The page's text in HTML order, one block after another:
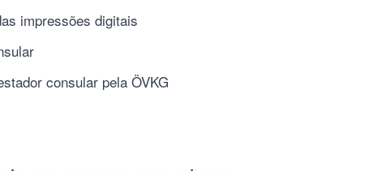
impressões digitais
consular pela ÖVKG